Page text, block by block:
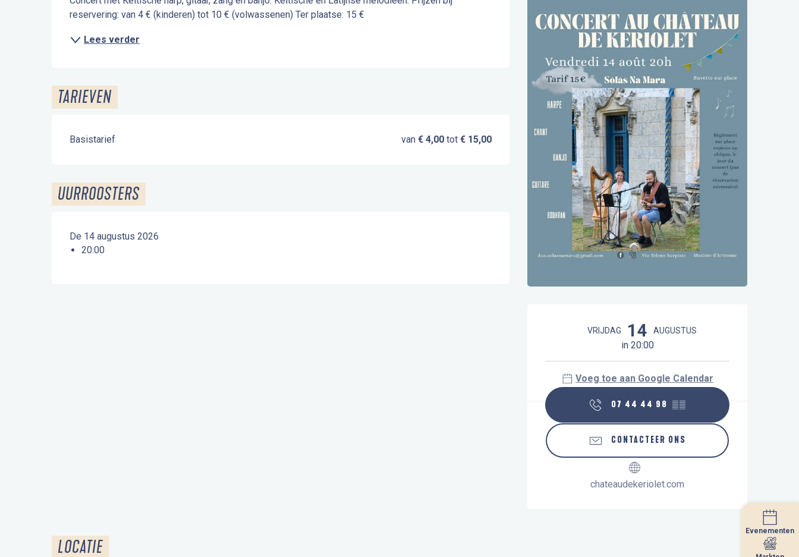
Evenementen
Openingstijden en
VRIJDAG 14 AUGUSTUS
in 20:00
Voeg toe aan Google Calendar
07 44 44 98 ▒▒
CONTACTEER ONS
chateaudekeriolet.com
reservering: van 4 € (kinderen) tot 10 € (volwassenen) Ter plaatse: 15 €
Lees verder
TARIEVEN
Basistarief van€ 4,00 tot€ 15,00
UURROOSTERS
De 14 augustus 2026
20:00
LOCATIE